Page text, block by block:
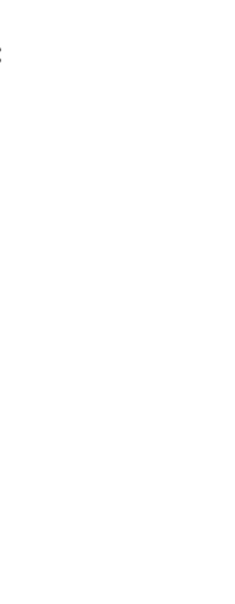
tipo de
como
é
durabilidade.
a
e
de
este tipo
em áreas
de
pode ser
setores. sua
e sua
uma